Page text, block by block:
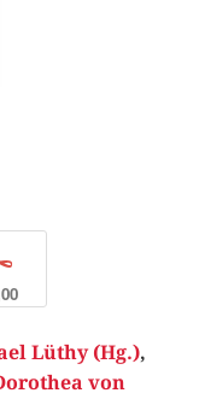
Lüthy (Hg.),
von